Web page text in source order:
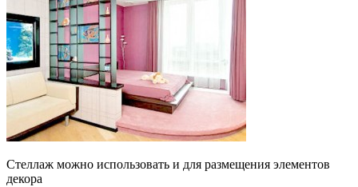
Стеллаж можно использовать и для размещения элементов
декора